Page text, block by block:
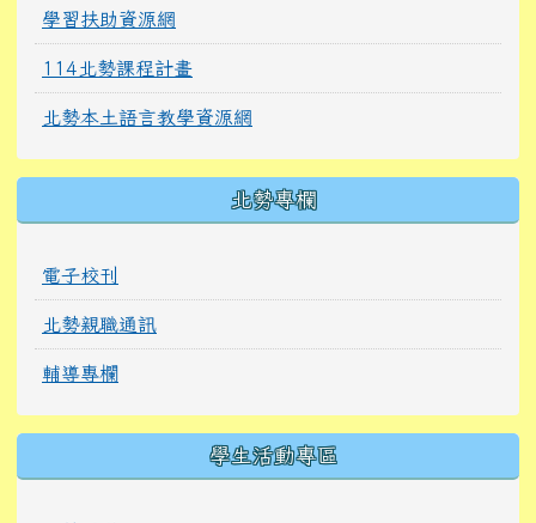
學習扶助資源網
114北勢課程計畫
北勢本土語言教學資源網
北勢專欄
電子校刊
北勢親職通訊
輔導專欄
學生活動專區